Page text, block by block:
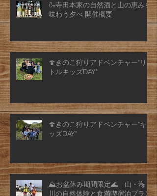
🍶寺田本家の自然酒と山の恵みを
味わう夕べ 開催概要
🍄きのこ狩りアドベンチャー"リ
トルキッズDAY"
🍄きのこ狩りアドベンチャー"キ
ッズDAY"
⛰️お盆休み期間限定🌊 山・海・
川の自然体験と食満喫宿泊プラン